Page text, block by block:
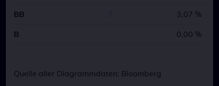
BB 3,07 %
B 0,00 %
Quelle aller Diagrammdaten: Bloomberg